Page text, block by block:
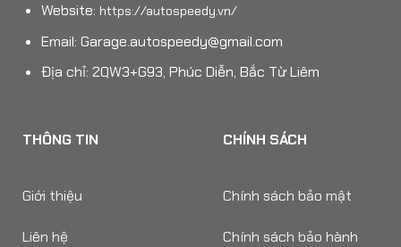
Website: https://autospeedy.vn/
Email: Garage.autospeedy@gmail.com
Địa chỉ: 2QW3+G93, Phúc Diễn, Bắc Từ Liêm
THÔNG TIN
Giới thiệu
Liên hệ
CHÍNH SÁCH
Chính sách bảo mật
Chính sách bảo hành